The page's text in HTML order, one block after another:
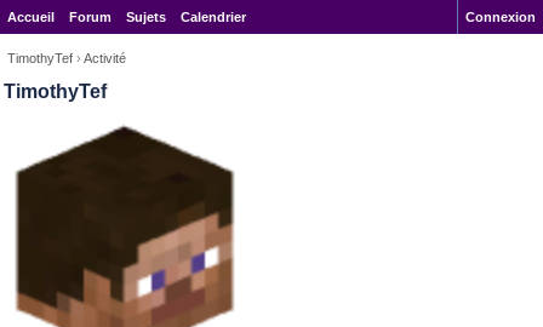
Accueil Forum Sujets Calendrier Connexion
TimothyTef › Activité
TimothyTef